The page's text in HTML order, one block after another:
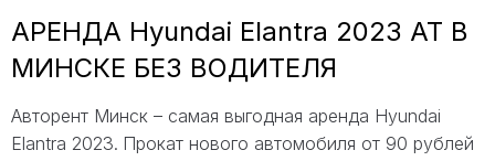
АРЕНДА Hyundai Elantra 2023 AT В
МИНСКЕ БЕЗ ВОДИТЕЛЯ
Авторент Минск – самая выгодная аренда Hyundai
Elantra 2023. Прокат нового автомобиля от 90 рублей